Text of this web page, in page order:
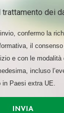
dei
confermo la
il
e con le modalità
incluso
in Paesi extra UE.
INVIA